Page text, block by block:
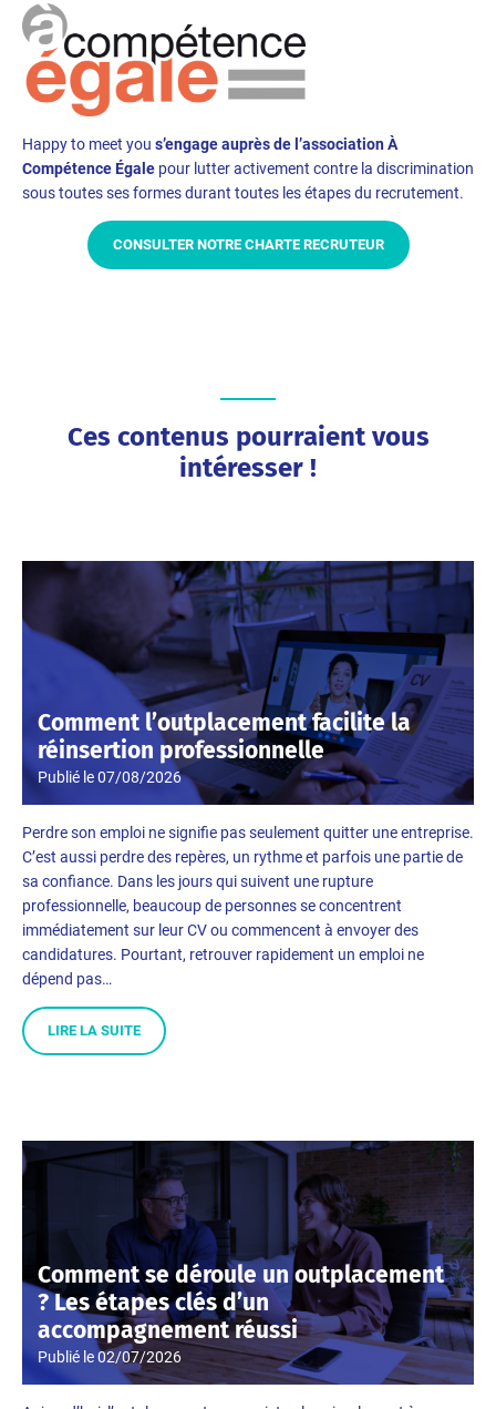
Happy to meet you s’engage auprès de l’association À
Compétence Égale pour lutter activement contre la discrimination
sous toutes ses formes durant toutes les étapes du recrutement.
CONSULTER NOTRE CHARTE RECRUTEUR
Ces contenus pourraient vous
intéresser !
Comment l’outplacement facilite la
réinsertion professionnelle
Publié le07/08/2026
Perdre son emploi ne signifie pas seulement quitter une entreprise.
C’est aussi perdre des repères, un rythme et parfois une partie de
sa confiance. Dans les jours qui suivent une rupture
professionnelle, beaucoup de personnes se concentrent
immédiatement sur leur CV ou commencent à envoyer des
candidatures. Pourtant, retrouver rapidement un emploi ne
dépend pas…
LIRE LA SUITE
Comment se déroule un outplacement
? Les étapes clés d’un
accompagnement réussi
Publié le02/07/2026